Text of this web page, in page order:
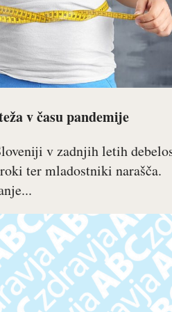
v času pandemije
v zadnjih letih
ter mladostniki narašča.